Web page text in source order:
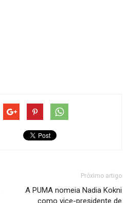
Próximo artigo
A PUMA nomeia Nadia Kokni
como vice-presidente de